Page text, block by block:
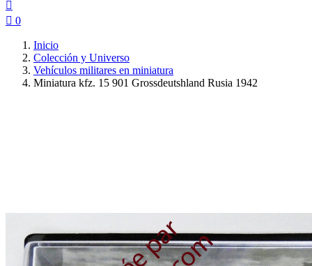

 0
Inicio
Colección y Universo
Vehículos militares en miniatura
Miniatura kfz. 15 901 Grossdeutshland Rusia 1942